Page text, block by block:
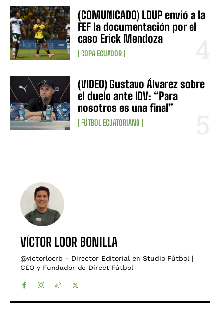
(COMUNICADO) LDUP envió a la
FEF la documentación por el
caso Erick Mendoza
COPA ECUADOR
(VIDEO) Gustavo Álvarez sobre
el duelo ante IDV: “Para
nosotros es una final”
FÚTBOL ECUATORIANO
VÍCTOR LOOR BONILLA
@victorloorb - Director Editorial en Studio Fútbol |
CEO y Fundador de Direct Fútbol